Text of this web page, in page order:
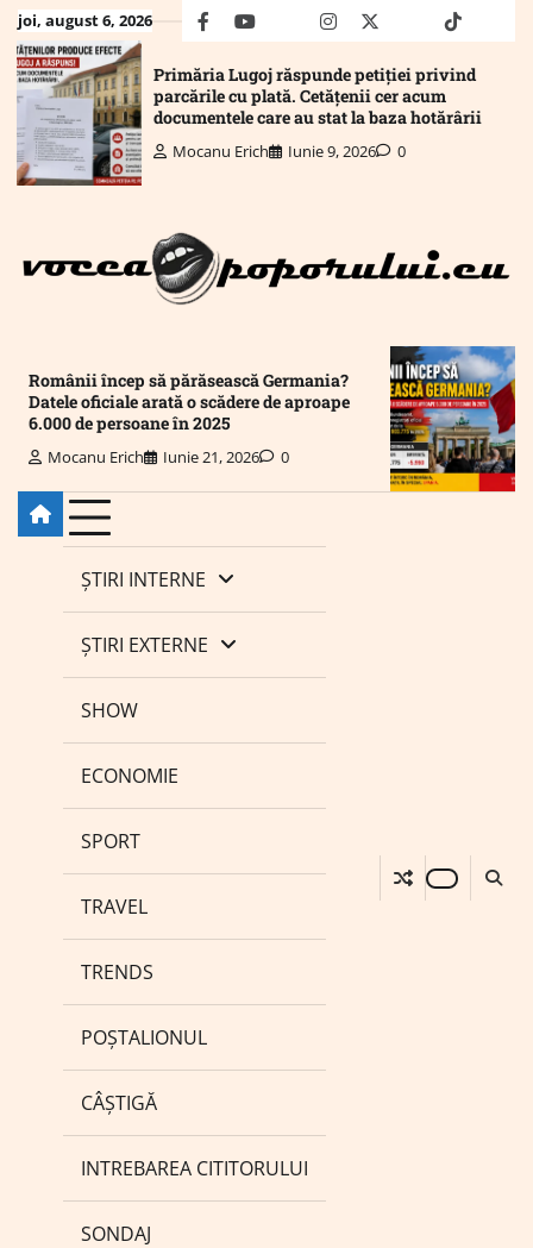
Skip
to
content
joi, august 6, 2026 facebookyoutubeMailinstagram
twitter truthtiktok
Primăria Lugoj răspunde petiției privind
parcările cu plată. Cetățenii cer acum
documentele care au stat la baza hotărârii
Mocanu Erich Iunie 9, 2026 0
Românii încep să părăsească Germania?
Datele oficiale arată o scădere de aproape
6.000 de persoane în 2025
Mocanu Erich Iunie 21, 2026 0
ȘTIRI INTERNE
ȘTIRI EXTERNE
SHOW
ECONOMIE
SPORT
TRAVEL
TRENDS
POȘTALIONUL
CÂȘTIGĂ
INTREBAREA CITITORULUI
SONDAJ